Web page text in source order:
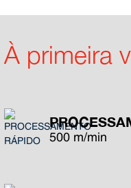
À primeira
500 m/min